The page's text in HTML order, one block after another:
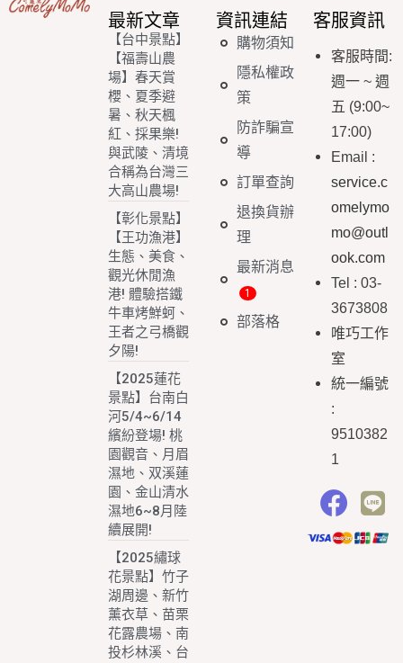
最新文章
【台中景點】
【福壽山農
場】春天賞
櫻、夏季避
暑、秋天楓
紅、採果樂!
與武陵、清境
合稱為台灣三
大高山農場!
【彰化景點】
【王功漁港】
生態、美食、
觀光休閒漁
港! 體驗搭鐵
牛車烤鮮蚵、
王者之弓橋觀
夕陽!
【2025蓮花
景點】台南白
河5/4~6/14
繽紛登場! 桃
園觀音、月眉
濕地、双溪蓮
園、金山清水
濕地6~8月陸
續展開!
【2025繡球
花景點】竹子
湖周邊、新竹
薰衣草、苗栗
花露農場、南
投杉林溪、台
資訊連結
購物須知
隱私權政
策
防詐騙宣
導
訂單查詢
退換貨辦
理
最新消息
部落格
客服資訊
客服時間:
週一 ~ 週
五 (9:00~
17:00)
Email :
service.c
omelymo
mo@outl
ook.com
Tel : 03-
3673808
唯巧工作
室
統一編號
:
9510382
1